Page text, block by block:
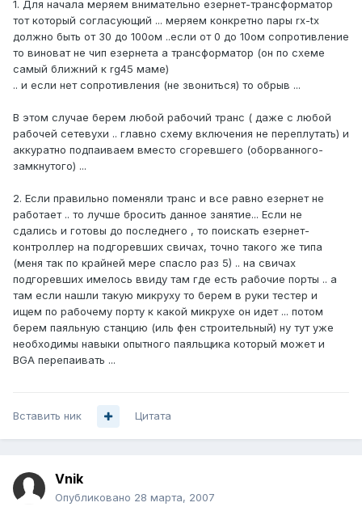
1. Для начала меряем внимательно езернет-трансформатор
тот который согласующий ... меряем конкретно пары rx-tx
должно быть от 30 до 100ом ..если от 0 до 10ом сопротивление
то виноват не чип езернета а трансформатор (он по схеме
самый ближний к rg45 маме)
.. и если нет сопротивления (не звониться) то обрыв ...
В этом случае берем любой рабочий транс ( даже с любой
рабочей сетевухи .. главно схему включения не переплутать) и
аккуратно подпаиваем вместо сгоревшего (оборванного-
замкнутого) ...
2. Если правильно поменяли транс и все равно езернет не
работает .. то лучше бросить данное занятие... Если не
сдались и готовы до последнего , то поискать езернет-
контроллер на подгоревших свичах, точно такого же типа
(меня так по крайней мере спасло раз 5) .. на свичах
подгоревших имелось ввиду там где есть рабочие порты .. а
там если нашли такую микруху то берем в руки тестер и
ищем по рабочему порту к какой микрухе он идет ... потом
берем паяльную станцию (иль фен строительный) ну тут уже
необходимы навыки опытного паяльщика который может и
BGA перепаивать ...
Вставить ник Цитата
Vnik
Опубликовано 28 марта, 2007